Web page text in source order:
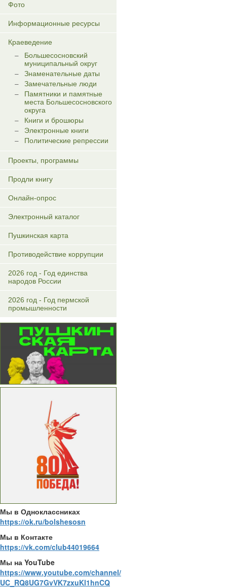
Фото
Информационные ресурсы
Краеведение
Большесосновский
муниципальный округ
Знаменательные даты
Замечательные люди
Памятники и памятные
места Большесосновского
округа
Книги и брошюры
Электронные книги
Политические репрессии
Проекты, программы
Продли книгу
Онлайн-опрос
Электронный каталог
Пушкинская карта
Противодействие коррупции
2026 год - Год единства
народов России
2026 год - Год пермской
промышленности
Мы в Одноклассниках
https://ok.ru/bolshesosn
Мы в Контакте
https://vk.com/club44019664
Мы на YouTube
https://www.youtube.com/channel/
UC_RQ8UG7GvVK7zxuKl1hnCQ